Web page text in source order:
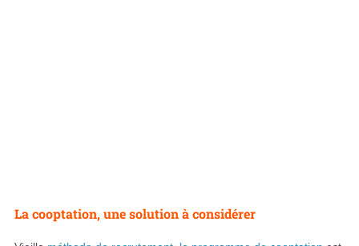
La cooptation, une solution à considérer